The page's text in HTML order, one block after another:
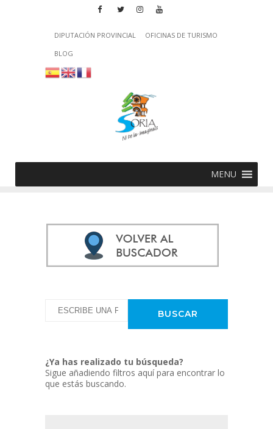
DIPUTACIÓN PROVINCIAL
OFICINAS DE TURISMO
BLOG
MENU
¿Ya has realizado tu búsqueda?
Sigue añadiendo filtros aquí para encontrar lo
que estás buscando.